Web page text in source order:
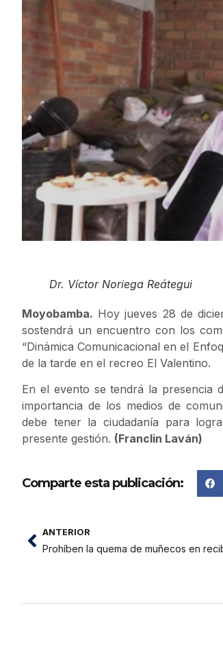
Dr. Víctor Noriega Reátegui
Moyobamba. Hoy jueves 28 de
sostendrá un encuentro con los
“Dinámica Comunicacional en el
de la tarde en el recreo El Valentino.
En el evento se tendrá la presencia
importancia de los medios de
debe tener la ciudadanía para
presente gestión. (Franclin Laván)
Comparte esta publicación:
ANTERIOR